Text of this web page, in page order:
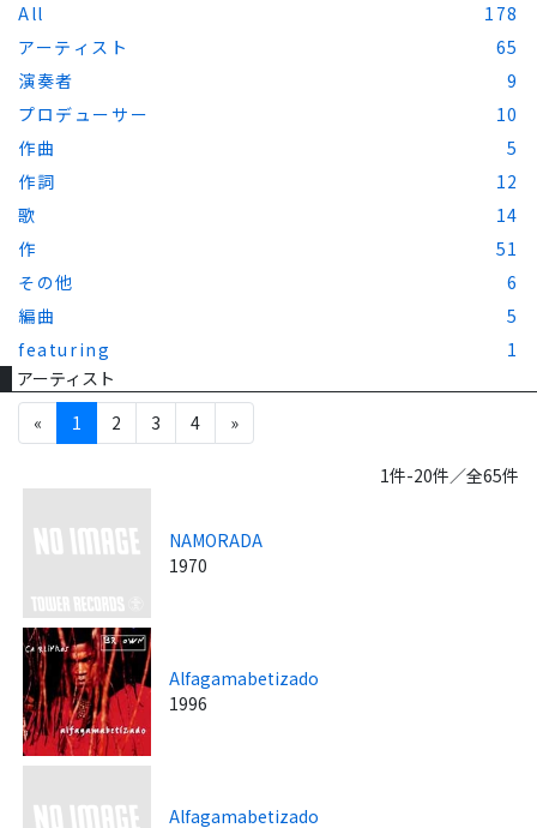
All
178
アーティスト
65
演奏者
9
プロデューサー
10
作曲
5
作詞
12
歌
14
作
51
その他
6
編曲
5
featuring
1
アーティスト
«
1 2 3 4 »
1件-20件／全65件
NAMORADA
1970
Alfagamabetizado
1996
Alfagamabetizado